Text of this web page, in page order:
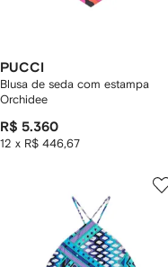
PUCCI
Blusa de seda com estampa
Orchidee
R$ 5.360
12 x R$ 446,67